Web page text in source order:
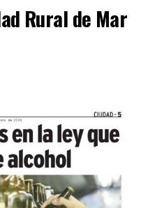
Rural de Mar